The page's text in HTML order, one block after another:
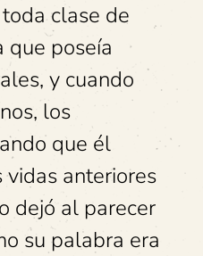
clase de
que poseía
y cuando
los
que él
anteriores
dejó al parecer
su palabra era